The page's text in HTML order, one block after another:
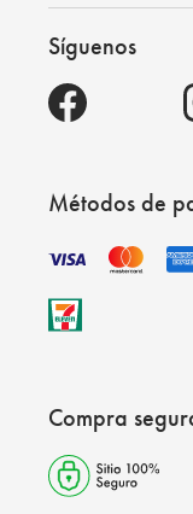
Síguenos
Métodos de
Compra